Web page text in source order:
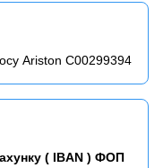
Ariston C00299394
( IBAN ) ФОП